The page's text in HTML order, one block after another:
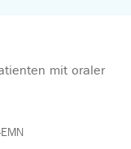
mit oraler